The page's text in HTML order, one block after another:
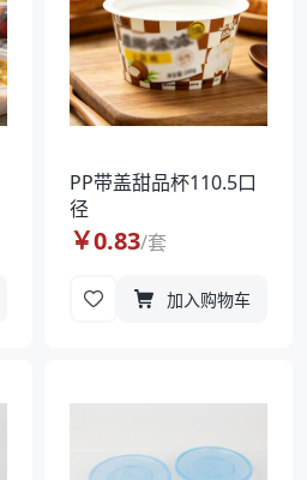
PP带盖甜品杯110.5口
径
￥0.83/套
加入购物车